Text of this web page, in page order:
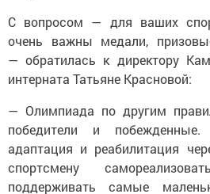
С вопросом — для ваших
очень важны медали,
— обратилась к директору
интерната Татьяне Красновой:
— Олимпиада по другим
победители и
адаптация и реабилитация
спортсмену
поддерживать самые